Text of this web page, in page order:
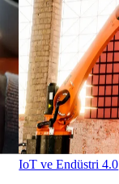
IoT ve Endüstri 4.0